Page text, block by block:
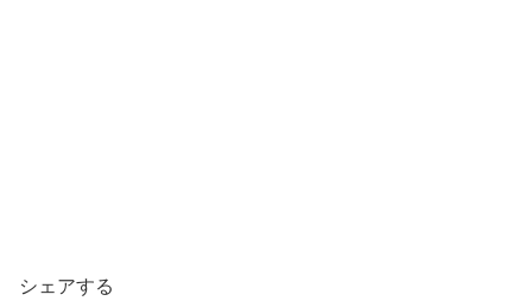
シェアする